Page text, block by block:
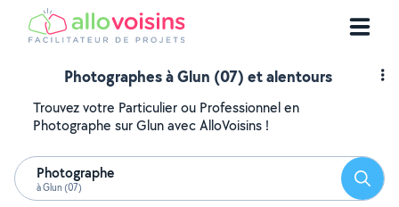
Photographes à Glun (07) et alentours
Trouvez votre Particulier ou Professionnel en
Photographe sur Glun avec AlloVoisins !
Photographe
à Glun (07)